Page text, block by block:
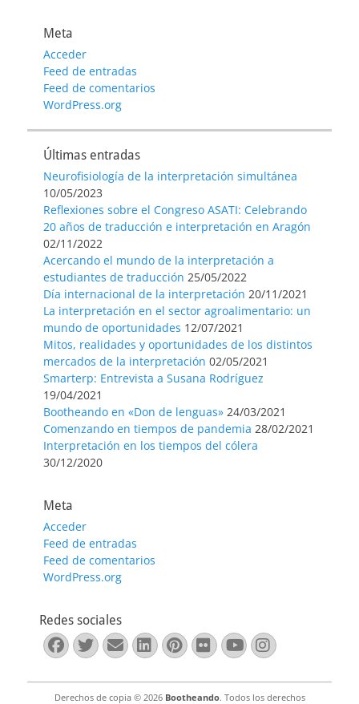
Meta
Acceder
Feed de entradas
Feed de comentarios
WordPress.org
Últimas entradas
Neurofisiología de la interpretación simultánea
10/05/2023
Reflexiones sobre el Congreso ASATI: Celebrando
20 años de traducción e interpretación en Aragón
02/11/2022
Acercando el mundo de la interpretación a
estudiantes de traducción 25/05/2022
Día internacional de la interpretación 20/11/2021
La interpretación en el sector agroalimentario: un
mundo de oportunidades 12/07/2021
Mitos, realidades y oportunidades de los distintos
mercados de la interpretación 02/05/2021
Smarterp: Entrevista a Susana Rodríguez
19/04/2021
Bootheando en «Don de lenguas» 24/03/2021
Comenzando en tiempos de pandemia 28/02/2021
Interpretación en los tiempos del cólera
30/12/2020
Meta
Acceder
Feed de entradas
Feed de comentarios
WordPress.org
Redes sociales
Facebook
Twitter
Correo
electrónico
LinkedIn
Pinterest
FlickrYouTube
Derechos de copia © 2026 Bootheando. Todos los derechos